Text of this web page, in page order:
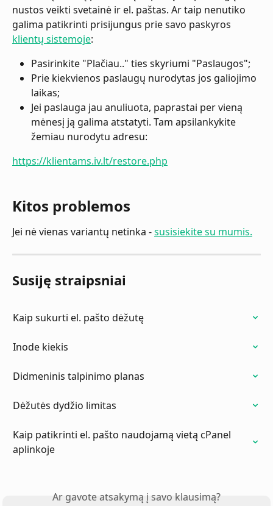
nustos veikti svetainė ir el. paštas. Ar taip nenutiko
galima patikrinti prisijungus prie savo paskyros
klientų sistemoje:
Pasirinkite "Plačiau.." ties skyriumi "Paslaugos";
Prie kiekvienos paslaugų nurodytas jos galiojimo
laikas;
Jei paslauga jau anuliuota, paprastai per vieną
mėnesį ją galima atstatyti. Tam apsilankykite
žemiau nurodytu adresu:
https://klientams.iv.lt/restore.php
Kitos problemos
Jei nė vienas variantų netinka - susisiekite su mumis.
Susiję straipsniai
Kaip sukurti el. pašto dėžutę
Inode kiekis
Didmeninis talpinimo planas
Dėžutės dydžio limitas
Kaip patikrinti el. pašto naudojamą vietą cPanel
aplinkoje
Ar gavote atsakymą į savo klausimą?